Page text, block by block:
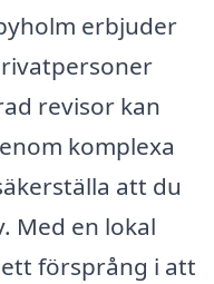
erbjuder
revisor kan
komplexa
att du
Med en lokal
försprång i att